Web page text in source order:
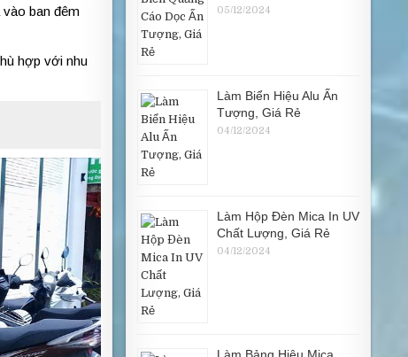
vào ban đêm
hợp với nhu
05/12/2024
Làm Biển Hiệu Alu Ấn
Tượng, Giá Rẻ
04/12/2024
Làm Hộp Đèn Mica In UV
Chất Lượng, Giá Rẻ
04/12/2024